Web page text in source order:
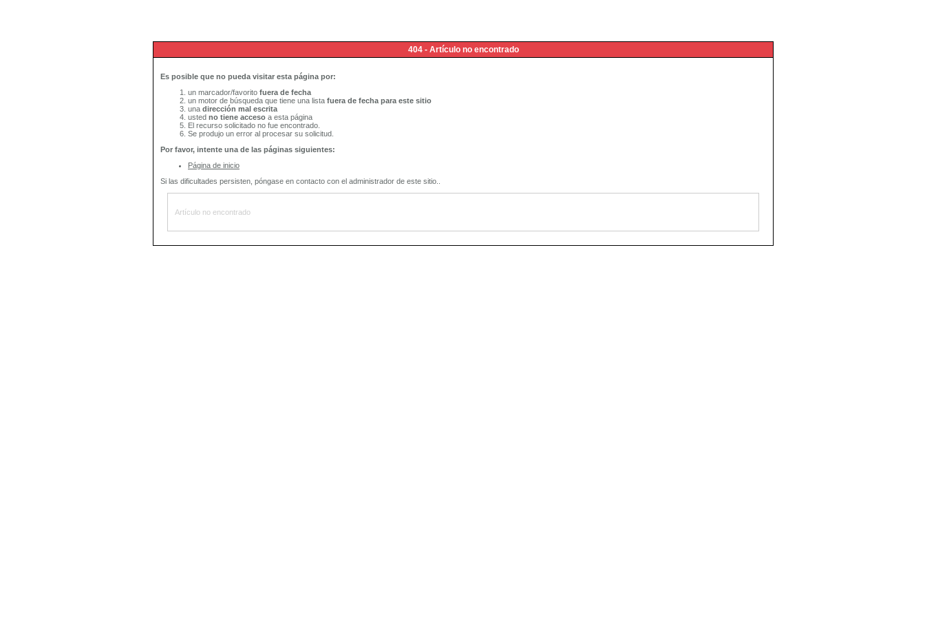
404 - Artículo no encontrado
Es posible que no pueda visitar esta página por:
un marcador/favorito fuera de fecha
un motor de búsqueda que tiene una lista fuera de fecha para este sitio
una dirección mal escrita
usted no tiene acceso a esta página
El recurso solicitado no fue encontrado.
Se produjo un error al procesar su solicitud.
Por favor, intente una de las páginas siguientes:
Página de inicio
Si las dificultades persisten, póngase en contacto con el administrador de este sitio..
Artículo no encontrado